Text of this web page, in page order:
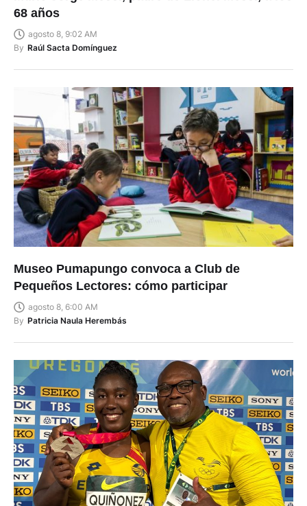
68 años
agosto 8, 9:02 AM
By Raúl Sacta Domínguez
Museo Pumapungo convoca a Club de
Pequeños Lectores: cómo participar
agosto 8, 6:00 AM
By Patricia Naula Herembás